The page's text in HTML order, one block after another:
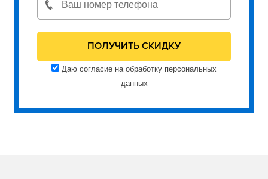
Даю согласие на обработку персональных
данных